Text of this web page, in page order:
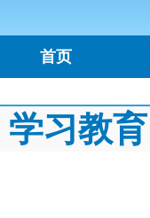
首页
学习教育